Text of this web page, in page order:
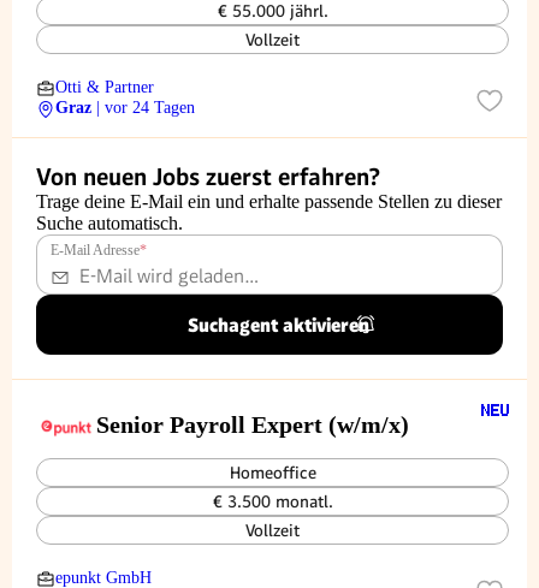
€ 55.000 jährl.
Vollzeit
Otti & Partner
Graz
| vor 24 Tagen
Von neuen Jobs zuerst erfahren?
Trage deine E-Mail ein und erhalte passende Stellen zu dieser
Suche automatisch.
E-Mail Adresse*
Suchagent aktivieren
Senior Payroll Expert (w/m/x)
Homeoffice
€ 3.500 monatl.
Vollzeit
epunkt GmbH